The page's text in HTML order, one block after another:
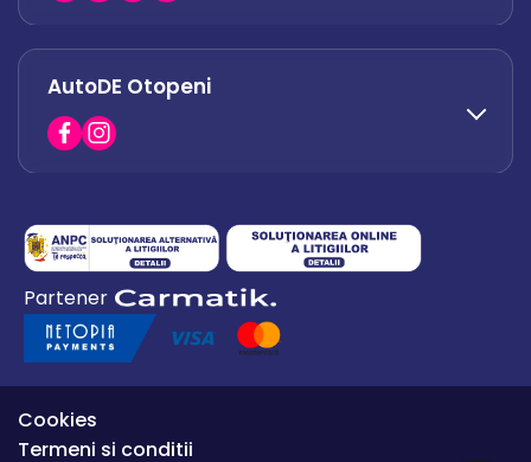
office.afumati@autode.ro
0730 063 852
0730 063 851
AutoDE Otopeni
0754 649 360
office.premium@autode.ro
Partener
Cookies
Termeni si conditii